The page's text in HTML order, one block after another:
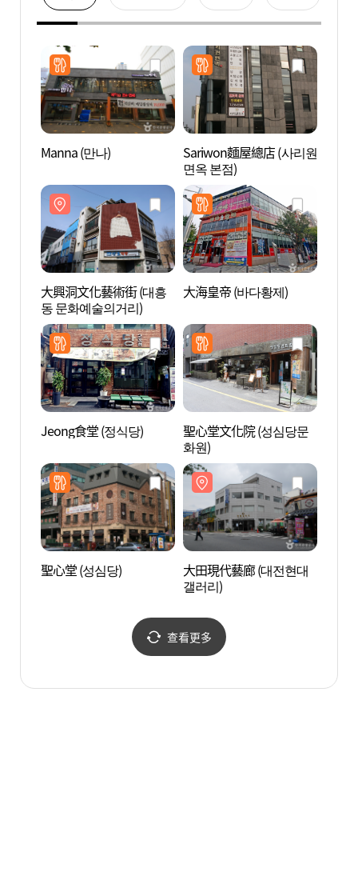
Manna (만나)
Sariwon麵屋總店 (사리원
면옥 본점)
大興洞文化藝術街 (대흥
동 문화예술의거리)
大海皇帝 (바다황제)
Jeong食堂 (정식당)
聖心堂文化院 (성심당문
화원)
聖心堂 (성심당)
大田現代藝廊 (대전현대
갤러리)
查看更多